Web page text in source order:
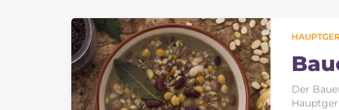
Hauptgerichte
Der